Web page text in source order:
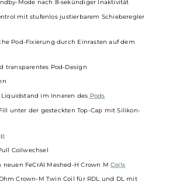
und Akkustand
Scroll-Wheel zur Einstellung des
über Scroll-Wheel aktivieren
Cut-Off und umfangreiche
an Bord
Mode nach 8-sekündiger Inaktivität